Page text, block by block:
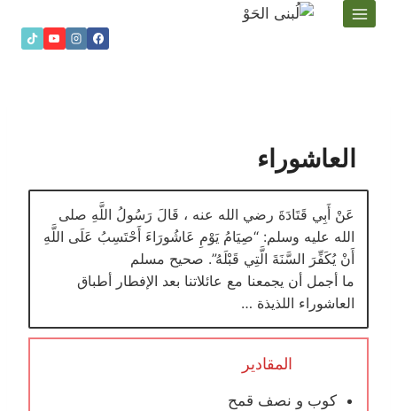
التجاوز
العاشوراء
عَنْ أَبِي قَتَادَةَ رضي الله عنه ، قَالَ رَسُولُ اللَّهِ صلى
الله عليه وسلم: “صِيَامُ يَوْمِ عَاشُورَاءَ أَحْتَسِبُ عَلَى اللَّهِ
أَنْ يُكَفِّرَ السَّنَةَ الَّتِي قَبْلَهُ”. صحيح مسلم
ما أجمل أن يجمعنا مع عائلاتنا بعد اﻹفطار أطباق
العاشوراء اللذيذة …
المقادير
كوب و نصف قمح